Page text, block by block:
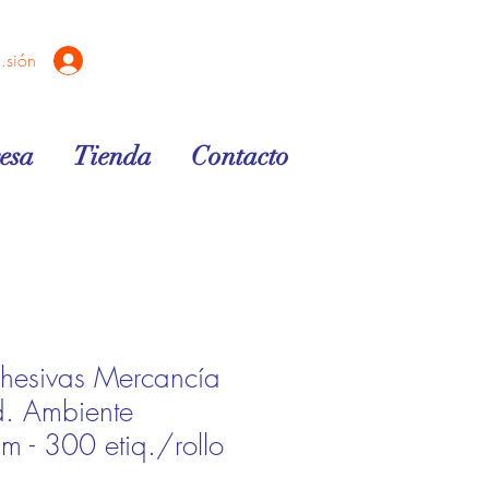
Tienda Contacto
Mercancía
Ambiente
- 300 etiq./rollo